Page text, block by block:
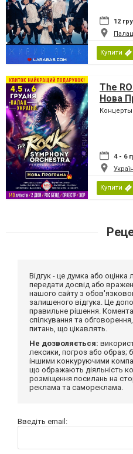
12
Купити
The
Нова
Концерты
4 - 6
Купити
Відгук - це думка або
передати досвід або
нашого сайту з
залишеного відгука. Це
правильне рішення.
спілкування та
питань, що цікавлять.
Не дозволяється:
лексики, погроз або образ;
іншими конкуруючими
що ображають діяльність
розміщення посилань на
реклама та самореклама.
Введіть email: